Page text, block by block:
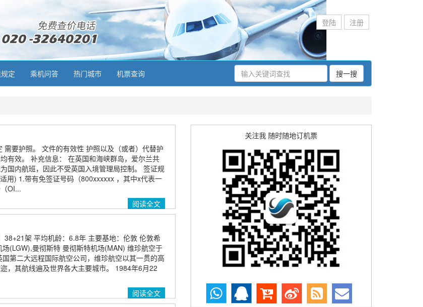
登陆 注册
定 乘机问答 热门城市 机票查询 搜一搜
需要护照。 文件的有效性 护照以及（或者）代替护
有效。 补充信息： 在英国和海峡群岛，爱尔兰共
国内航班，因此不受英国入境管理局控制。 签证规
用) 1.带有免签证号码（800xxxxxx ，其中x代表一
OI...
阅读全文
38+21架 平均机龄：6.8年 主要基地：伦敦 伦敦希
(LGW),曼彻斯特 曼彻斯特机场(MAN) 维珍航空于
第二大远程国际航空公司，维珍航空以其一贯的高
，其航线遍及世界各大主要城市。 1984年6月22
阅读全文
关注我 随时随地订机票